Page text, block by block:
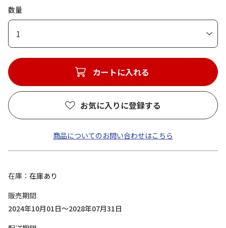
数量
1
カートに入れる
お気に入りに登録する
商品についてのお問い合わせはこちら
在庫
在庫あり
販売期間
2024年10月01日～2028年07月31日